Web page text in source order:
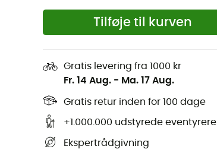
Tilføje til kurven
Gratis levering fra 1000 kr
Fr. 14 Aug. - Ma. 17 Aug.
Gratis retur inden for 100 dage
+1.000.000 udstyrede eventyrere
Ekspertrådgivning